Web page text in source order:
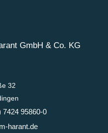
GmbH & Co. KG
32
7424 95860-0
harant.de